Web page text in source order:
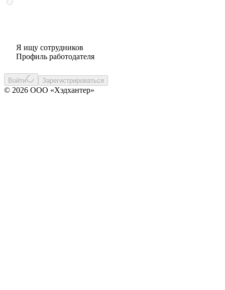
Я ищу сотрудников
Профиль работодателя
Войти Зарегистрироваться
© 2026 ООО «Хэдхантер»